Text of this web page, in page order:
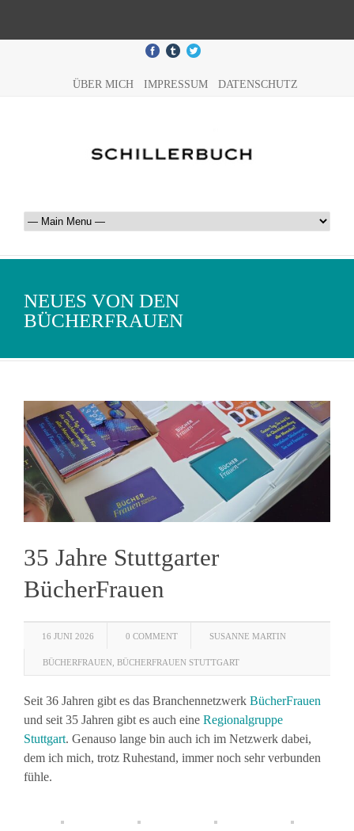
ÜBER MICH IMPRESSUM DATENSCHUTZ
NEUES VON DEN
BÜCHERFRAUEN
35 Jahre Stuttgarter
BücherFrauen
16 JUNI 2026 0 COMMENT SUSANNE MARTIN
BÜCHERFRAUEN BÜCHERFRAUEN STUTTGART
Seit 36 Jahren gibt es das Branchennetzwerk BücherFrauen
und seit 35 Jahren gibt es auch eine Regionalgruppe
Stuttgart. Genauso lange bin auch ich im Netzwerk dabei,
dem ich mich, trotz Ruhestand, immer noch sehr verbunden
fühle.